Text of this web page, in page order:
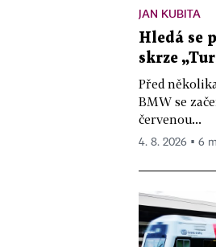
JAN KUBITA
Hledá se
skrze
Před
BMW se
červenou...
4. 8. 2026 ▪ 6